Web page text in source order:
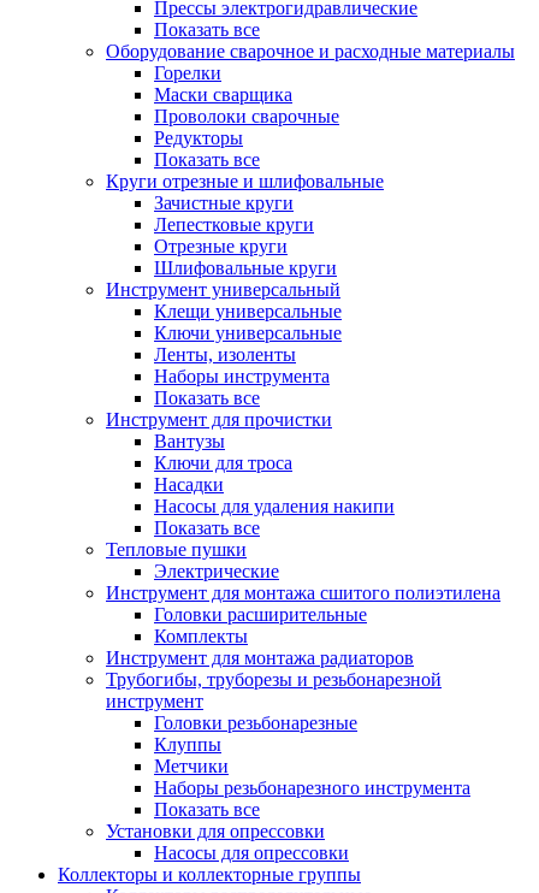
Прессы электрогидравлические
Показать все
Оборудование сварочное и расходные материалы
Горелки
Маски сварщика
Проволоки сварочные
Редукторы
Показать все
Круги отрезные и шлифовальные
Зачистные круги
Лепестковые круги
Отрезные круги
Шлифовальные круги
Инструмент универсальный
Клещи универсальные
Ключи универсальные
Ленты, изоленты
Наборы инструмента
Показать все
Инструмент для прочистки
Вантузы
Ключи для троса
Насадки
Насосы для удаления накипи
Показать все
Тепловые пушки
Электрические
Инструмент для монтажа сшитого полиэтилена
Головки расширительные
Комплекты
Инструмент для монтажа радиаторов
Трубогибы, труборезы и резьбонарезной
инструмент
Головки резьбонарезные
Клуппы
Метчики
Наборы резьбонарезного инструмента
Показать все
Установки для опрессовки
Насосы для опрессовки
Коллекторы и коллекторные группы